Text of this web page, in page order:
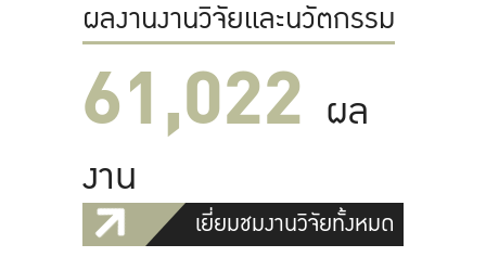
ผลงานงานวิจัยและนวัตกรรม
61,022 ผล
งาน
เยี่ยมชมงานวิจัยทั้งหมด